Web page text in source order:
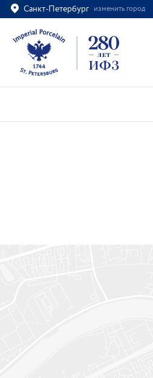
Санкт-Петербург изменить город
Ваш город Санкт-
ВСЁ ВЕРНО ИЗМЕНИТЬ